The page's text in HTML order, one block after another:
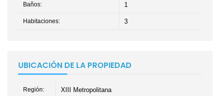
Baños: 1
Habitaciones: 3
UBICACIÓN DE LA PROPIEDAD
Región: XIII Metropolitana